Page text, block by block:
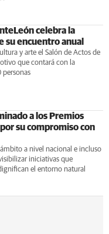
celebra la
su encuentro anual
y arte el Salón de Actos de
que contará con la
personas
a los Premios
su compromiso con
a nivel nacional e incluso
iniciativas que
el entorno natural